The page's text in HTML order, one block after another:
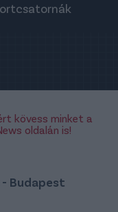
kövess minket a
oldalán is!
- Budapest